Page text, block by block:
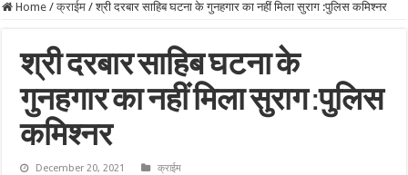
Home / क्राईम / श्री दरबार साहिब घटना के गुनहगार का नहीं मिला सुराग :पुलिस कमिश्नर
श्री दरबार साहिब घटना के
गुनहगार का नहीं मिला सुराग :पुलिस
कमिश्नर
December 20, 2021 क्राईम